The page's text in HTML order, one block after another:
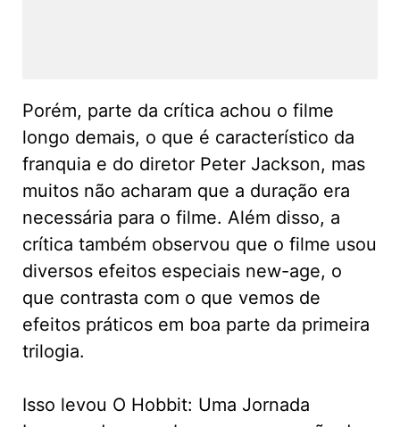
Porém, parte da crítica achou o filme
longo demais, o que é característico da
franquia e do diretor Peter Jackson, mas
muitos não acharam que a duração era
necessária para o filme. Além disso, a
crítica também observou que o filme usou
diversos efeitos especiais new-age, o
que contrasta com o que vemos de
efeitos práticos em boa parte da primeira
trilogia.
Isso levou O Hobbit: Uma Jornada